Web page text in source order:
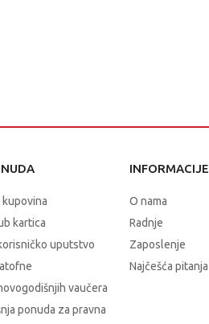
kartica
uputstvo
vaučera
ponuda za pravna
INFORMACIJE
O nama
Radnje
Zaposlenje
Najčešća pitanja